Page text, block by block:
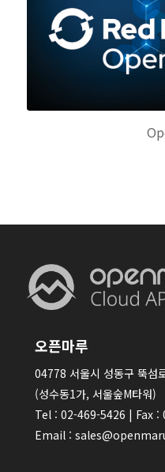
오픈마루
04778 서울시 성동구 뚝섬
(성수동1가, 서울숲M타워)
Tel : 02-469-5426 | Fax :
Email :